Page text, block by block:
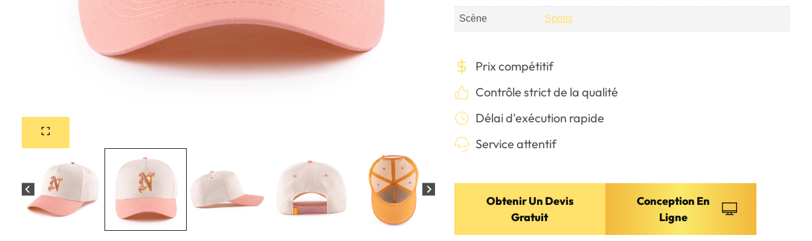
Scène Sports
Prix compétitif
Contrôle strict de la qualité
Délai d'exécution rapide
Service attentif
Obtenir Un Devis
Gratuit
Conception En
Ligne